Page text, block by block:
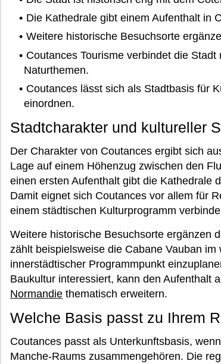
Die Kathedrale gibt einem Aufenthalt in
Weitere historische Besuchsorte
Coutances Tourisme verbindet die
Naturthemen.
Coutances lässt sich als Stadtbasis für
einordnen.
Stadtcharakter und kultureller
Der Charakter von Coutances ergibt sich
Lage auf einem Höhenzug zwischen den
einen ersten Aufenthalt gibt die Kathedrale
Damit eignet sich Coutances vor allem für
einem städtischen Kulturprogramm
Weitere historische Besuchsorte ergänzen
zählt beispielsweise die Cabane Vauban
innerstädtischer Programmpunkt
Baukultur interessiert, kann den Aufenthalt
Normandie thematisch erweitern.
Welche Basis passt zu Ihrem
Coutances passt als Unterkunftsbasis,
Manche-Raums zusammengehören. Die